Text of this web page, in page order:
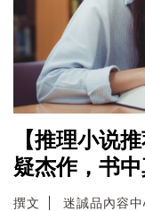
【推理小说
疑杰作，书
撰文 迷誠品內容中